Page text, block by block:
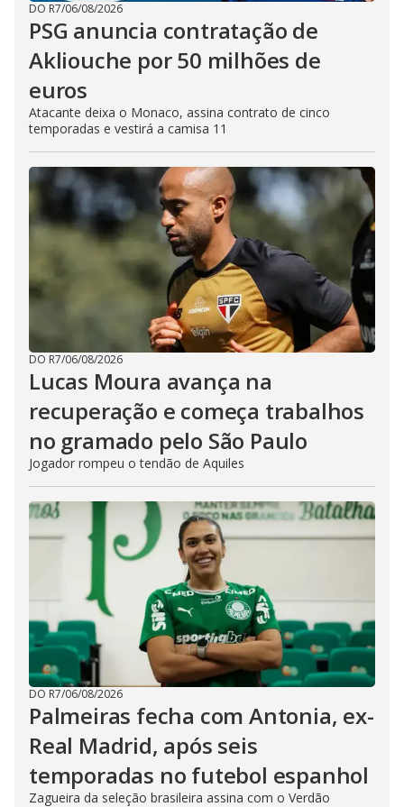
DO R7/06/08/2026
PSG anuncia contratação de
Akliouche por 50 milhões de
euros
Atacante deixa o Monaco, assina contrato de cinco
temporadas e vestirá a camisa 11
DO R7/06/08/2026
Lucas Moura avança na
recuperação e começa trabalhos
no gramado pelo São Paulo
Jogador rompeu o tendão de Aquiles
DO R7/06/08/2026
Palmeiras fecha com Antonia, ex-
Real Madrid, após seis
temporadas no futebol espanhol
Zagueira da seleção brasileira assina com o Verdão